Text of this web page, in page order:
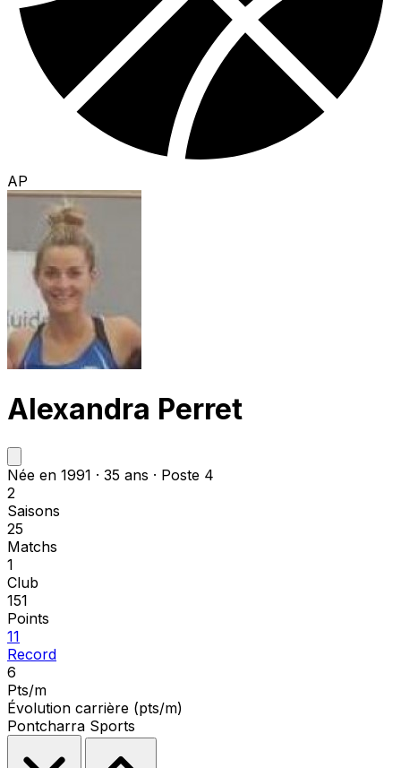
AP
Alexandra Perret
Née en 1991 · 35 ans · Poste 4
2
Saisons
25
Matchs
1
Club
151
Points
11
Record
6
Pts/m
Évolution carrière (pts/m)
Pontcharra Sports